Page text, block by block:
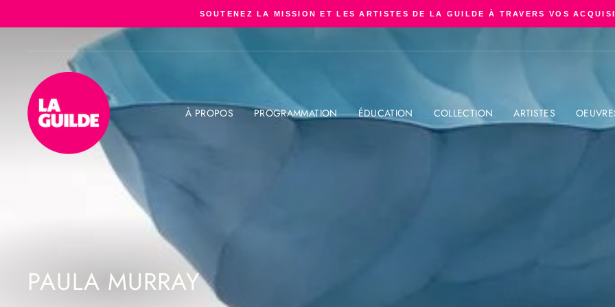
Diaporama
Pause
SOUTENEZ LA MISSION ET LES ARTISTES DE LA GUILDE À TRAVERS VOS
À PROPOS PROGRAMMATION ÉDUCATION COLLECTION ARTISTES
PAULA MURRAY